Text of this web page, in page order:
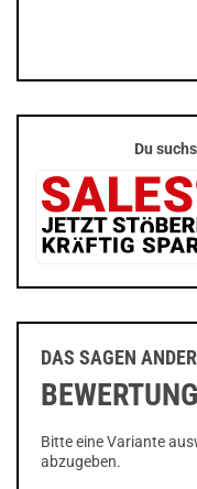
Du
DAS SAGEN
Bitte eine Variante
abzugeben.